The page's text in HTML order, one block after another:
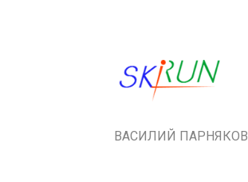
ВАСИЛИЙ ПАРНЯКОВ